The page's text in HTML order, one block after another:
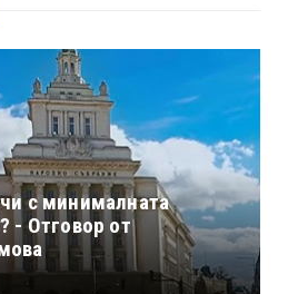
с минималната
- Отговор от